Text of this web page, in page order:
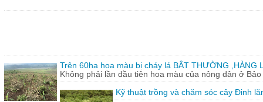
Trên 60ha hoa màu bị cháy lá BÂT THƯỜNG
Không phải lần đầu tiên hoa màu của nông dân ở
Kỹ thuật trồng và chăm sóc cây Đinh